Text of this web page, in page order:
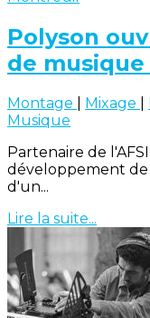
Polyson
de
Montage Mixage
Musique
Partenaire de
développement de
d'un...
Lire la suite...